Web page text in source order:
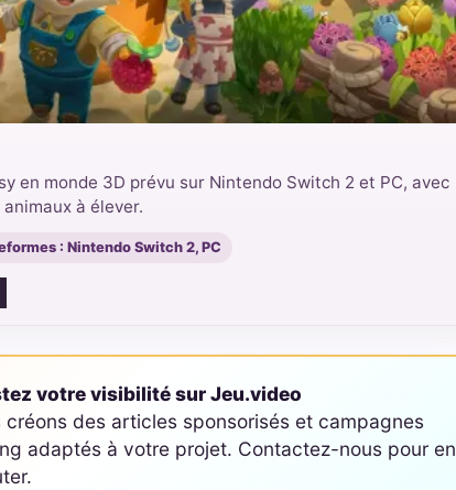
en monde 3D prévu sur Nintendo Switch 2 et PC, avec
à élever.
: Nintendo Switch 2, PC
votre visibilité sur Jeu.video
créons des articles sponsorisés et campagnes
adaptés à votre projet. Contactez-nous pour en